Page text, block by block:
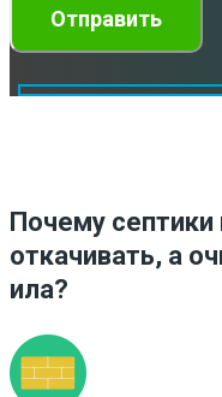
Почему
откачивать, а
ила?